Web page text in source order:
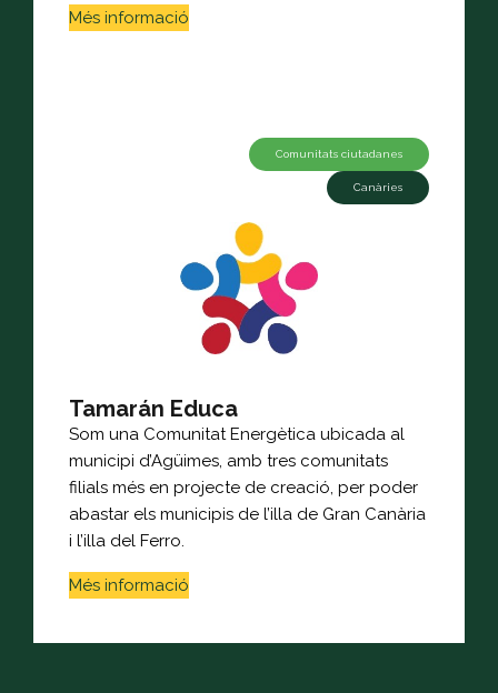
Més informació
Comunitats ciutadanes
Canàries
Tamarán Educa
Som una Comunitat Energètica ubicada al
municipi d’Agüimes, amb tres comunitats
filials més en projecte de creació, per poder
abastar els municipis de l’illa de Gran Canària
i l’illa del Ferro.
Més informació